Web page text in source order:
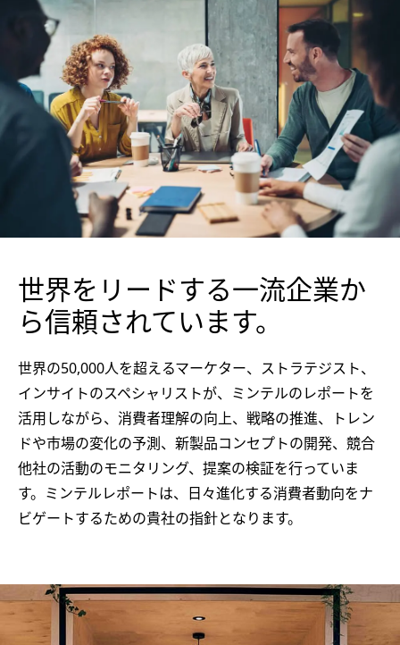
世界をリードする一流企業か
ら信頼されています。
世界の50,000人を超えるマーケター、ストラテジスト、
インサイトのスペシャリストが、ミンテルのレポートを
活用しながら、消費者理解の向上、戦略の推進、トレン
ドや市場の変化の予測、新製品コンセプトの開発、競合
他社の活動のモニタリング、提案の検証を行っていま
す。ミンテルレポートは、日々進化する消費者動向をナ
ビゲートするための貴社の指針となります。